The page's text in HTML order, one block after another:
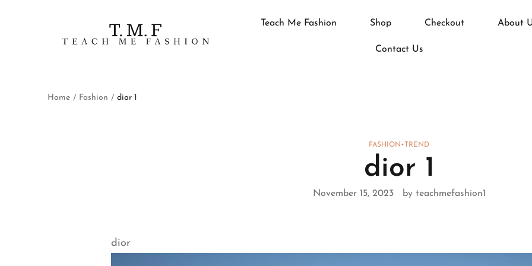
Teach Me Fashion Shop Checkout About
Contact Us
Home / Fashion / dior 1
FASHION •TREND
dior 1
November 15, 2023 by teachmefashion1
dior